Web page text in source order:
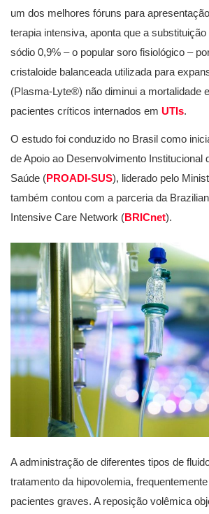
um dos melhores fóruns para
terapia intensiva, aponta que a
sódio 0,9% – o popular soro fisiológico –
cristaloide balanceada utilizada para
(Plasma-Lyte®) não diminui a mortalidade
pacientes críticos internados em UTIs.
O estudo foi conduzido no Brasil como
de Apoio ao Desenvolvimento Institucional
Saúde (PROADI-SUS), liderado pelo
também contou com a parceria da
Intensive Care Network (BRICnet).
A administração de diferentes tipos de
tratamento da hipovolemia,
pacientes graves. A reposição volêmica